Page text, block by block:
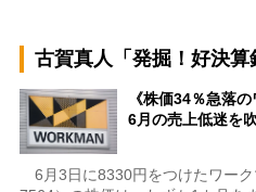
古賀真人「発掘！好決算
《株価34％急落
6月の売上低迷を
6月3日に8330円をつけたワーク